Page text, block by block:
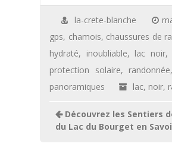
la-crete-blanche
gps, chamois, chaussures de
hydraté, inoubliable, lac noir,
protection solaire, randonnée
panoramiques
lac, noir,
Navigation
de
Découvrez les Sentiers
du Lac du Bourget en